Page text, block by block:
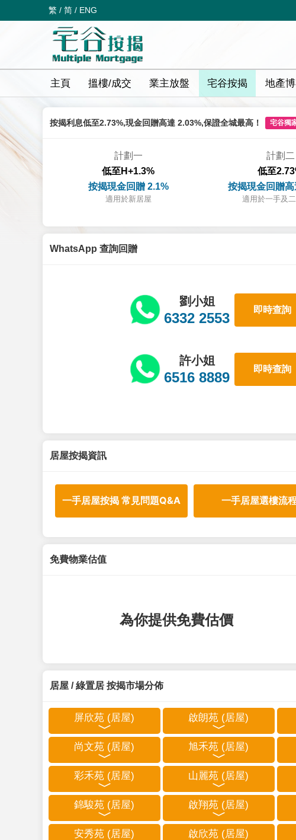
繁 / 简 / ENG
主頁 搵樓/成交 業主放盤 宅谷按揭 地產
按揭利息低至2.73%,現金回贈高達 2.03%,保證全城最高！ 宅谷獨
計劃一
低至H+1.3%
按揭現金回贈 2.1%
適用於新居屋
計劃二
低至
按揭現金回贈
適用於一手及
WhatsApp 查詢回贈
劉小姐
6332 2553
即時查詢
許小姐
6516 8889
即時查詢
居屋按揭資訊
一手居屋按揭 常見問題Q&A 一手居屋選樓流
免費物業估值
為你提供免費估價
居屋 / 綠置居 按揭市場分佈
屏欣苑 (居屋) 啟朗苑 (居屋)
尚文苑 (居屋) 旭禾苑 (居屋)
彩禾苑 (居屋) 山麗苑 (居屋)
錦駿苑 (居屋) 啟翔苑 (居屋)
安秀苑 (居屋) 啟欣苑 (居屋)